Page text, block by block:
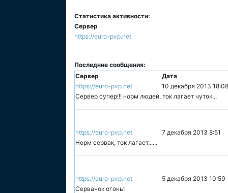
Статистика активности:
Сервер
https://euro-pvp.net
Последние сообщения:
Сервер
Дата
https://euro-pvp.net
10 декабря 2013 18:08
Сервер супер!!! норм людей, ток лагает чуток...
https://euro-pvp.net
7 декабря 2013 8:51
Норм сервак, ток лагает......
https://euro-pvp.net
5 декабря 2013 10:59
Сервачок огонь!